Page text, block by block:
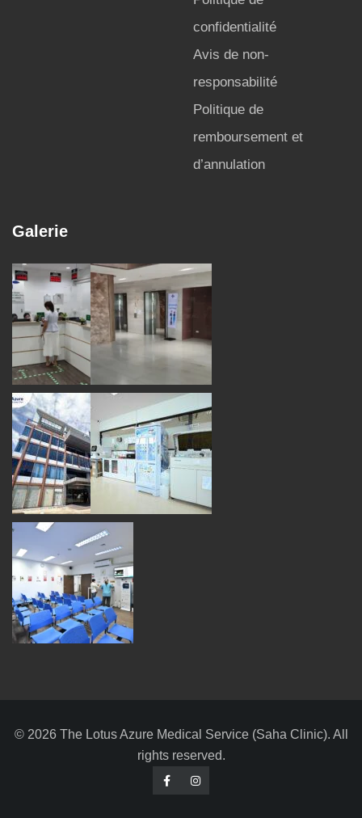
confidentialité
Avis de non-
responsabilité
Politique de
remboursement et
d’annulation
Galerie
© 2026 The Lotus Azure Medical Service (Saha Clinic). All
rights reserved.